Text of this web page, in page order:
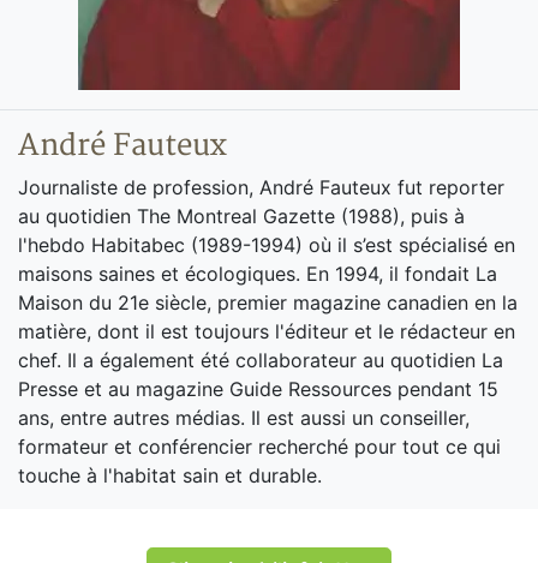
André Fauteux
Journaliste de profession, André Fauteux fut reporter
au quotidien The Montreal Gazette (1988), puis à
l'hebdo Habitabec (1989-1994) où il s’est spécialisé en
maisons saines et écologiques. En 1994, il fondait La
Maison du 21e siècle, premier magazine canadien en la
matière, dont il est toujours l'éditeur et le rédacteur en
chef. Il a également été collaborateur au quotidien La
Presse et au magazine Guide Ressources pendant 15
ans, entre autres médias. Il est aussi un conseiller,
formateur et conférencier recherché pour tout ce qui
touche à l'habitat sain et durable.